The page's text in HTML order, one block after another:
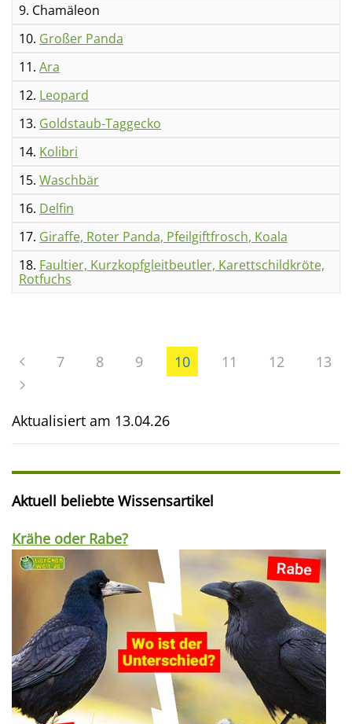
9. Chamäleon
10. Großer Panda
11. Ara
12. Leopard
13. Goldstaub-Taggecko
14. Kolibri
15. Waschbär
16. Delfin
17. Giraffe, Roter Panda, Pfeilgiftfrosch, Koala
18. Faultier, Kurzkopfgleitbeutler, Karettschildkröte,
Rotfuchs
7 8 9 10 11 12 13
Aktualisiert am 13.04.26
Aktuell beliebte Wissensartikel
Krähe oder Rabe?